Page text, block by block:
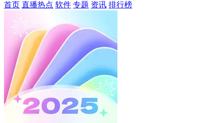
首页 直播热点 软件 专题 资讯 排行榜